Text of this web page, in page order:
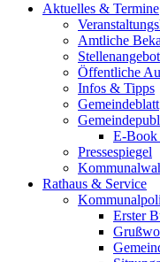
Aktuelles & Termine
Amtliche
Stellenangebot
Öffentliche
Infos & Tipps
Gemeindeblatt
E-Book
Pressespiegel
Rathaus & Service
Erster